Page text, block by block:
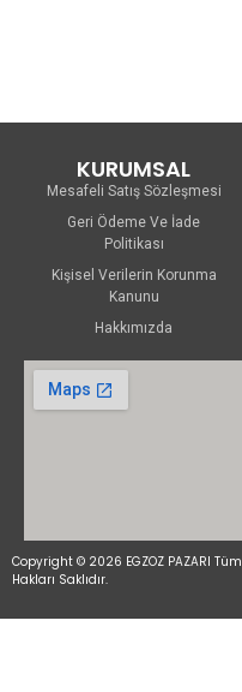
KURUMSAL
Mesafeli Satış Sözleşmesi
Geri Ödeme Ve İade
Politikası
Kişisel Verilerin Korunma
Kanunu
Hakkımızda
Copyright © 2026 EGZOZ PAZARI Tüm
Hakları Saklıdır.